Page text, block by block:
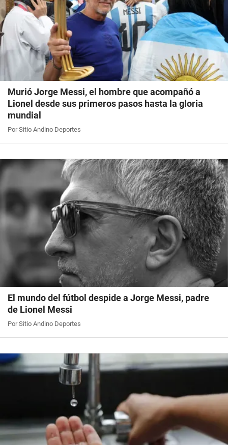
Murió Jorge Messi, el hombre que acompañó a
Lionel desde sus primeros pasos hasta la gloria
mundial
Por Sitio Andino Deportes
El mundo del fútbol despide a Jorge Messi, padre
de Lionel Messi
Por Sitio Andino Deportes